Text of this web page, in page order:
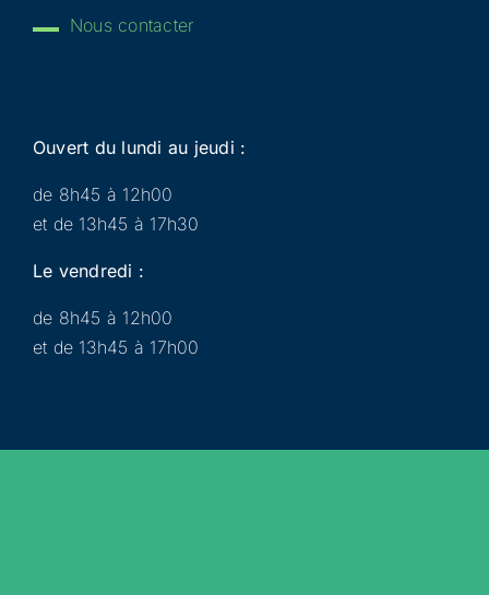
Nous contacter
Ouvert du lundi au jeudi :
de 8h45 à 12h00
et de 13h45 à 17h30
Le vendredi :
de 8h45 à 12h00
et de 13h45 à 17h00